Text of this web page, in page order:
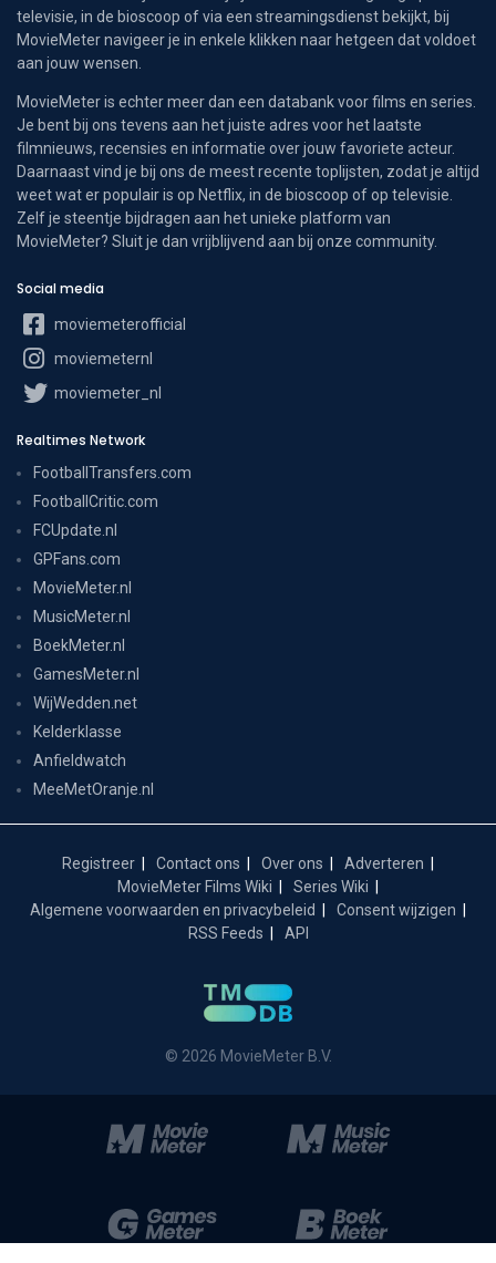
televisie, in de bioscoop of via een streamingsdienst bekijkt, bij
MovieMeter navigeer je in enkele klikken naar hetgeen dat voldoet
aan jouw wensen.
MovieMeter is echter meer dan een databank voor films en series.
Je bent bij ons tevens aan het juiste adres voor het laatste
filmnieuws, recensies en informatie over jouw favoriete acteur.
Daarnaast vind je bij ons de meest recente toplijsten, zodat je altijd
weet wat er populair is op Netflix, in de bioscoop of op televisie.
Zelf je steentje bijdragen aan het unieke platform van
MovieMeter? Sluit je dan vrijblijvend aan bij onze community.
Social media
moviemeterofficial
moviemeternl
moviemeter_nl
Realtimes Network
FootballTransfers.com
FootballCritic.com
FCUpdate.nl
GPFans.com
MovieMeter.nl
MusicMeter.nl
BoekMeter.nl
GamesMeter.nl
WijWedden.net
Kelderklasse
Anfieldwatch
MeeMetOranje.nl
Registreer Contact ons Over ons
Adverteren
MovieMeter Films Wiki
Series Wiki
Algemene voorwaarden en privacybeleid
Consent wijzigen
RSS Feeds
API
© 2026 MovieMeter B.V.